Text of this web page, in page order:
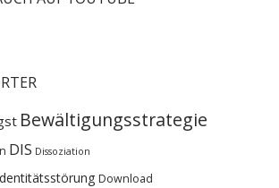
Bewältigungsstrategie
DIS Dissoziation
Download